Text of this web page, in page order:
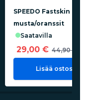
SPEEDO Fastskin
musta/oranssit
saatavilla
29,00 € 44,90 €
Lisää